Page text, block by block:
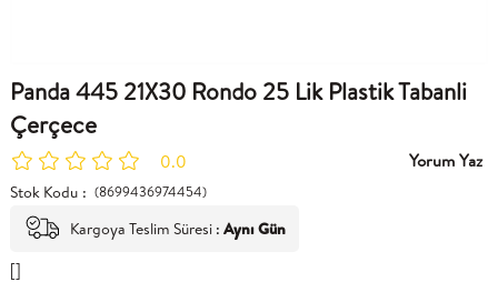
Panda 445 21X30 Rondo 25 Lik Plastik Tabanli
Çerçece
0.0 Yorum Yaz
Stok Kodu (8699436974454)
Kargoya Teslim Süresi : Aynı Gün
[]